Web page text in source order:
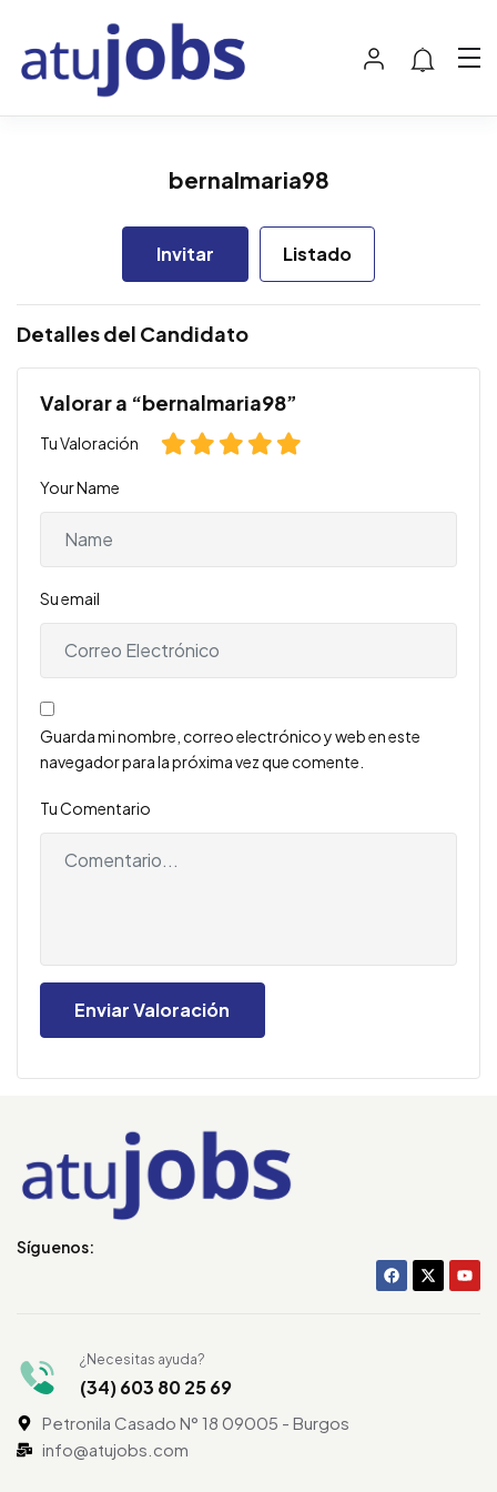
bernalmaria98
Invitar Listado
Detalles del Candidato
Valorar a “bernalmaria98”
Tu Valoración
Your Name
Su email
Guarda mi nombre, correo electrónico y web en este
navegador para la próxima vez que comente.
Tu Comentario
Síguenos:
¿Necesitas ayuda?
(34) 603 80 25 69
Petronila Casado N° 18 09005 - Burgos
info@atujobs.com